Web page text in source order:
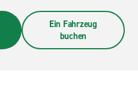
Ein Fahrzeug
buchen